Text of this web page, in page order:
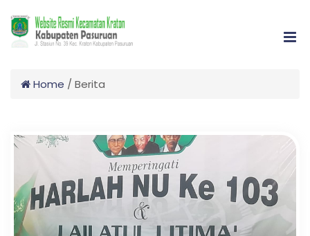
Home / Berita